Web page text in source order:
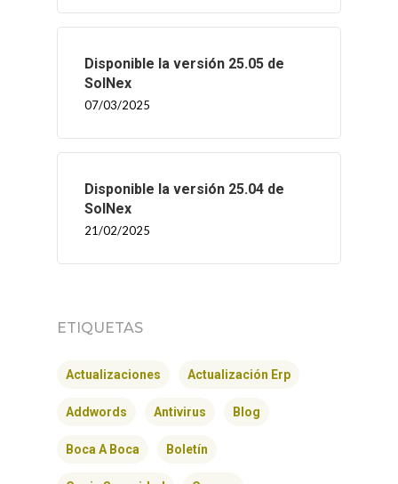
Disponible la versión 25.05 de
SolNex
07/03/2025
Disponible la versión 25.04 de
SolNex
21/02/2025
ETIQUETAS
Actualizaciones Actualización Erp
Addwords Antivirus Blog
Boca A Boca Boletín
SOLNEX